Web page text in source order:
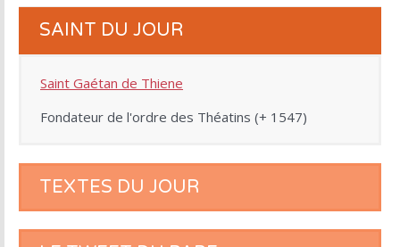
SAINT DU JOUR
Saint Gaétan de Thiene
Fondateur de l'ordre des Théatins (+ 1547)
TEXTES DU JOUR